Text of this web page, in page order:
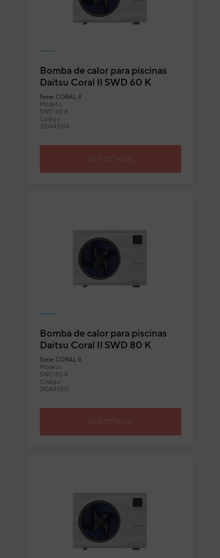
Bomba de calor para piscinas
Daitsu Coral II SWD 60 K
Serie CORAL II
Modelo:
SWD 60 K
Código:
3IDA45514
VER DETALLE
Bomba de calor para piscinas
Daitsu Coral II SWD 80 K
Serie CORAL II
Modelo:
SWD 80 K
Código:
3IDA45515
VER DETALLE